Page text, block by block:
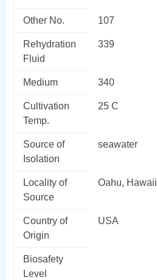
Other No. 107
Rehydration
Fluid
339
Medium 340
Cultivation
Temp.
25 C
Source of
Isolation
seawater
Locality of
Source
Oahu, Hawaii
Country of
Origin
USA
Biosafety
Level